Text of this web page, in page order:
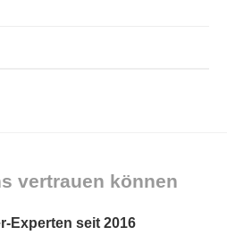
vertrauen können
Experten seit 2016